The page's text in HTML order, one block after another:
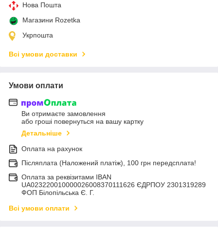
Нова Пошта
Магазини Rozetka
Укрпошта
Всі умови доставки
Умови оплати
Ви отримаєте замовлення
або гроші повернуться на вашу картку
Детальніше
Оплата на рахунок
Післяплата (Наложений платіж), 100 грн передсплата!
Оплата за реквізитами IBAN
UA023220010000026008370111626 ЄДРПОУ 2301319289
ФОП Білопільська Є. Г.
Всі умови оплати